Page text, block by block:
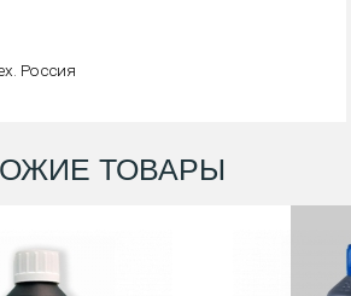
Россия
ТОВАРЫ